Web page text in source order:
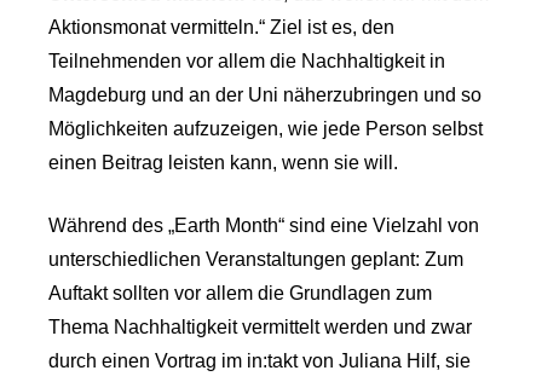
Aktionsmonat vermitteln.“ Ziel ist es, den
Teilnehmenden vor allem die Nachhaltigkeit in
Magdeburg und an der Uni näherzubringen und so
Möglichkeiten aufzuzeigen, wie jede Person selbst
einen Beitrag leisten kann, wenn sie will.
Während des „Earth Month“ sind eine Vielzahl von
unterschiedlichen Veranstaltungen geplant: Zum
Auftakt sollten vor allem die Grundlagen zum
Thema Nachhaltigkeit vermittelt werden und zwar
durch einen Vortrag im in:takt von Juliana Hilf, sie